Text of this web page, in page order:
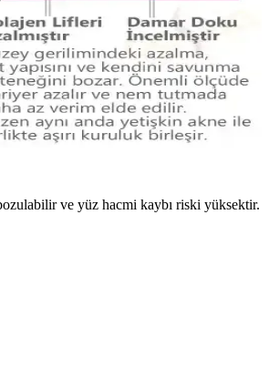
ve yüz hacmi kaybı riski yüksektir.